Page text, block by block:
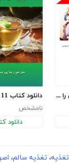
دانلود کتاب افسردگی را بخوریم
نامشخص
دانلود
تغذیه، تغذیه سالم،